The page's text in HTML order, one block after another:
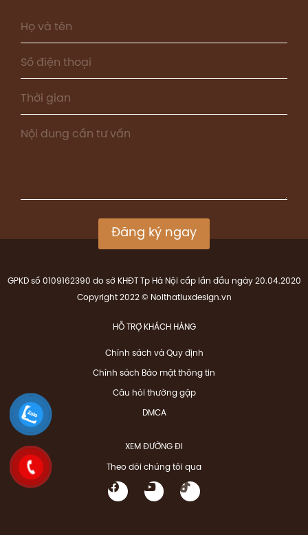
Đăng ký ngay
GPKD số 0109162390 do sở KHĐT Tp Hà Nội cấp lần đầu ngày 20.04.2020
Copyright 2022 © Noithatluxdesign.vn
HỖ TRỢ KHÁCH HÀNG
Chính sách và Quy định
Chính sách Bảo mật thông tin
Câu hỏi thường gặp
DMCA
XEM ĐƯỜNG ĐI
Theo dõi chúng tôi qua